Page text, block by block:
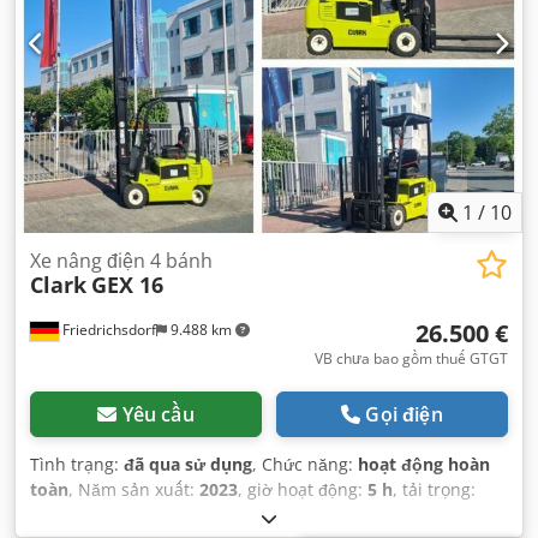
1 / 10
Friedrichsdorf 9.488 km
Xe nâng điện 4 bánh
Clark GEX 16
26.500 €
VB chưa bao gồm thuế GTGT
Yêu cầu Gọi điện
Tình trạng: đã qua sử dụng, Chức năng: hoạt động hoàn
toàn, Năm sản xuất: 2023, giờ hoạt động: 5 h, tải trọng:
5.740 mm